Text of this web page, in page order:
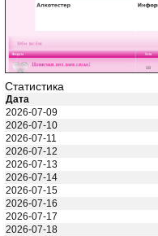
Статистика
Дата
2026-07-09
2026-07-10
2026-07-11
2026-07-12
2026-07-13
2026-07-14
2026-07-15
2026-07-16
2026-07-17
2026-07-18